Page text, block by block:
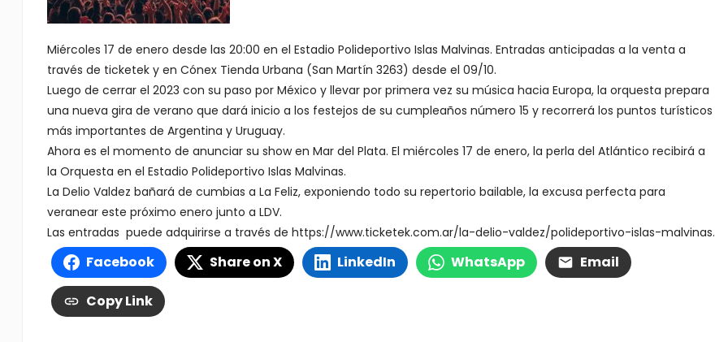
Miércoles 17 de enero desde las 20:00 en el Estadio Polideportivo Islas Malvinas. Entradas anticipadas a la venta a
través de ticketek y en Cónex Tienda Urbana (San Martín 3263) desde el 09/10.
Luego de cerrar el 2023 con su paso por México y llevar por primera vez su música hacia Europa, la orquesta prepara
una nueva gira de verano que dará inicio a los festejos de su cumpleaños número 15 y recorrerá los puntos turísticos
más importantes de Argentina y Uruguay.
Ahora es el momento de anunciar su show en Mar del Plata. El miércoles 17 de enero, la perla del Atlántico recibirá a
la Orquesta en el Estadio Polideportivo Islas Malvinas.
La Delio Valdez bañará de cumbias a La Feliz, exponiendo todo su repertorio bailable, la excusa perfecta para
veranear este próximo enero junto a LDV.
Las entradas puede adquirirse a través de https://www.ticketek.com.ar/la-delio-valdez/polideportivo-islas-malvinas.
Facebook Share on X LinkedIn WhatsApp Email
Copy Link